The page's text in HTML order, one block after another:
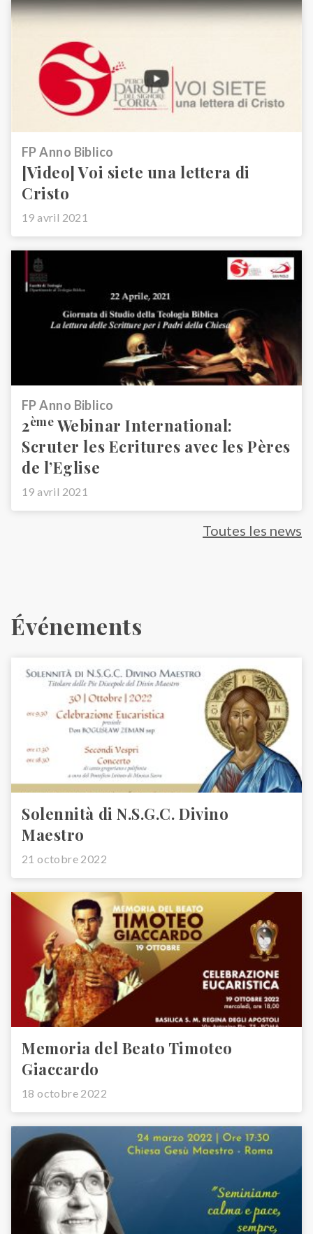
FP Anno Biblico
[Video] Voi siete una lettera di
Cristo
19 avril 2021
FP Anno Biblico
2ème Webinar International:
Scruter les Ecritures avec les Pères
de l’Eglise
19 avril 2021
Toutes les news
Événements
Solennità di N.S.G.C. Divino
Maestro
21 octobre 2022
Memoria del Beato Timoteo
Giaccardo
18 octobre 2022